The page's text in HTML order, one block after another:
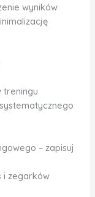
wyników
treningu
– zapisuj
i zegarków